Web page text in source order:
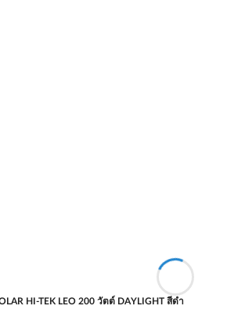
HI-TEK LEO 200 วัตต์ DAYLIGHT สีดำ